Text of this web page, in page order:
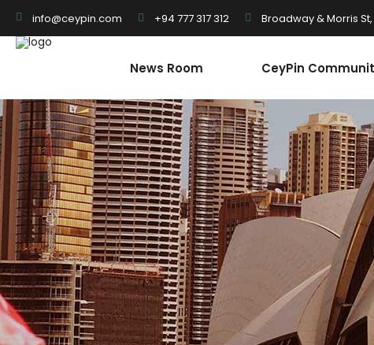
info@ceypin.com +94 777 317 312 Broadway & Morris
News Room CeyPin